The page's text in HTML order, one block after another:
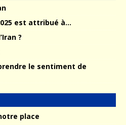
est attribué à…
?
le sentiment de
place